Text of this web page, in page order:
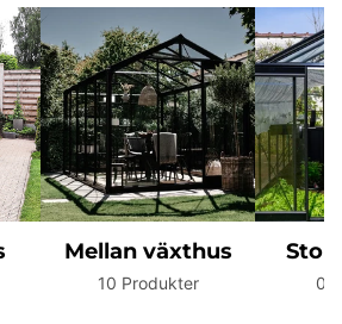
Mellan växthus
10 Produkter 0